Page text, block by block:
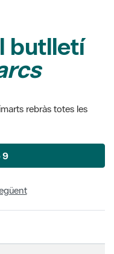
butlletí
rebràs totes les
9